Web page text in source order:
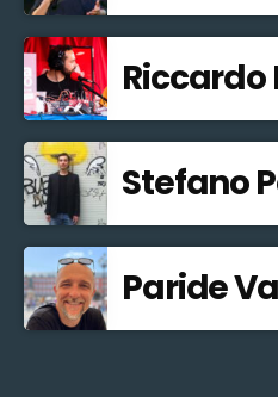
Riccardo
Stefano
Paride